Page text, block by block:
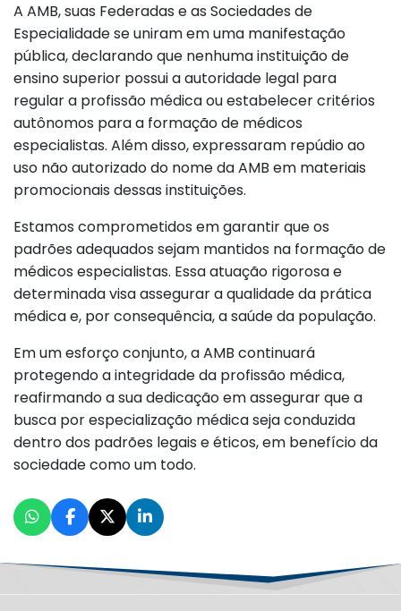
A AMB, suas Federadas e as Sociedades de
Especialidade se uniram em uma manifestação
pública, declarando que nenhuma instituição de
ensino superior possui a autoridade legal para
regular a profissão médica ou estabelecer critérios
autônomos para a formação de médicos
especialistas. Além disso, expressaram repúdio ao
uso não autorizado do nome da AMB em materiais
promocionais dessas instituições.
Estamos comprometidos em garantir que os
padrões adequados sejam mantidos na formação de
médicos especialistas. Essa atuação rigorosa e
determinada visa assegurar a qualidade da prática
médica e, por consequência, a saúde da população.
Em um esforço conjunto, a AMB continuará
protegendo a integridade da profissão médica,
reafirmando a sua dedicação em assegurar que a
busca por especialização médica seja conduzida
dentro dos padrões legais e éticos, em benefício da
sociedade como um todo.